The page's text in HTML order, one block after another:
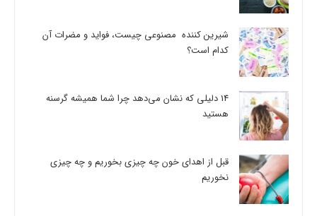
شیرین کننده مصنوعی چیست، فواید و مضرات آن
کدام است؟
14 دلیلی که نشان می‌دهد چرا شما همیشه گرسنه
هستید
قبل از اهدای خون چه چیزی بخوریم و چه چیزی
نخوریم